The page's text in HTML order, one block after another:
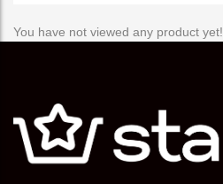
You have not viewed any product yet!